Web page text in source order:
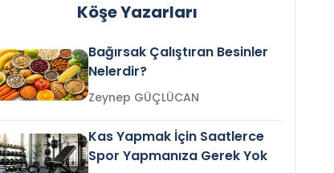
Köşe Yazarları
Bağırsak Çalıştıran Besinler
Nelerdir?
Zeynep GÜÇLÜCAN
Kas Yapmak İçin Saatlerce
Spor Yapmanıza Gerek Yok